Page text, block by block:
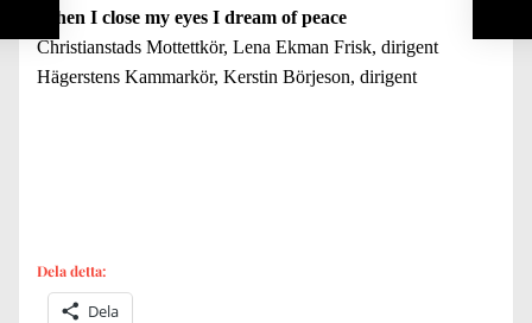
When I close my eyes I dream of peace
Christianstads Mottettkör, Lena Ekman Frisk, dirigent
Hägerstens Kammarkör, Kerstin Börjeson, dirigent
Dela detta:
Dela